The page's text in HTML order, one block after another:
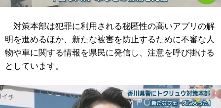
対策本部は犯罪に利用される秘匿性の高いアプリの解
明を進めるほか、新たな被害を防止するために不審な人
物や車に関する情報を県民に発信し、注意を呼び掛ける
としています。